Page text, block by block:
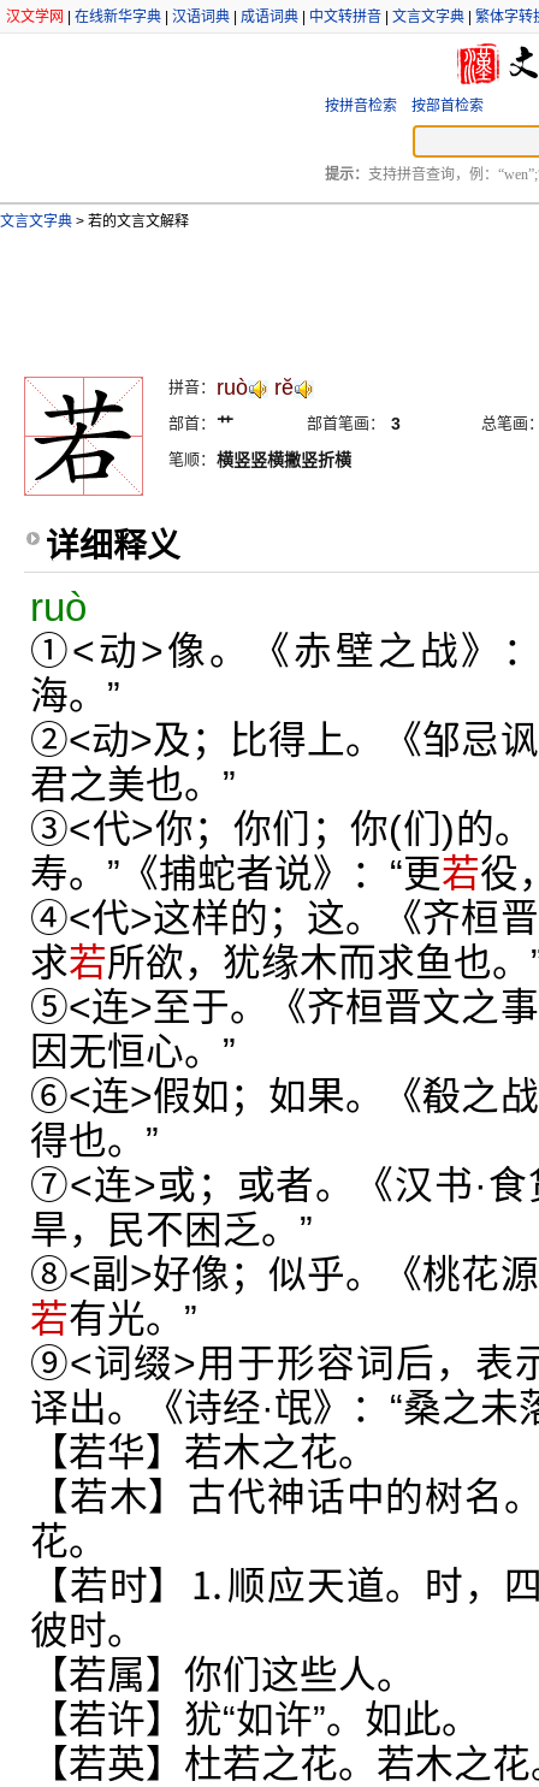
汉文学网 在线新华字典 汉语词典 成语词典 中文转拼音 文言文字典 繁体字转
按拼音检索 按部首检索
提示： 支持拼音查询，例：
文言文字典 > 若的文言文解释
拼音： ruò rĕ
部首： 艹 部首笔画： 3
总笔画
笔顺： 横竖竖横撇竖折横
详细释义
ruò
①<动>像。《赤壁之战》
海。”
②<动>及；比得上。《邹忌
君之美也。”
③<代>你；你们；你(们)的。
寿。”《捕蛇者说》：“更若役
④<代>这样的；这。《齐桓
求若所欲，犹缘木而求鱼也。
⑤<连>至于。《齐桓晋文之事
因无恒心。”
⑥<连>假如；如果。《殽之战
得也。”
⑦<连>或；或者。《汉书·食
旱，民不困乏。”
⑧<副>好像；似乎。《桃花
若有光。”
⑨<词缀>用于形容词后，表
译出。《诗经·氓》：“桑之未
【若华】若木之花。
【若木】古代神话中的树名
花。
【若时】⒈顺应天道。时
彼时。
【若属】你们这些人。
【若许】犹“如许”。如此。
【若英】杜若之花。若木之